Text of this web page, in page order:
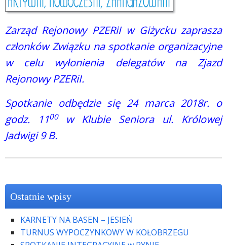
Zarząd Rejonowy PZERiI w Giżycku zaprasza
członków Związku na spotkanie organizacyjne
w celu wyłonienia delegatów na Zjazd
Rejonowy PZERiI.
Spotkanie odbędzie się 24 marca 2018r. o
godz. 1100
w Klubie Seniora ul. Królowej
Jadwigi 9 B.
Ostatnie wpisy
KARNETY NA BASEN – JESIEŃ
TURNUS WYPOCZYNKOWY W KOŁOBRZEGU